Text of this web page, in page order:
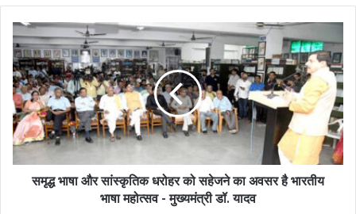
समृद्ध भाषा और सांस्कृतिक धरोहर को सहेजने का अवसर है भारतीय
भाषा महोत्सव - मुख्यमंत्री डॉ. यादव